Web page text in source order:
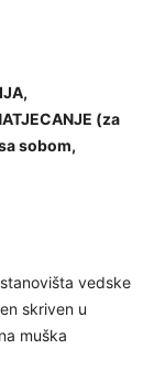
(za
sobom,
vedske
skriven u
muška